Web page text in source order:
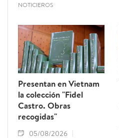
NOTICIEROS
Presentan en Vietnam
la colección "Fidel
Castro. Obras
recogidas"
05/08/2026